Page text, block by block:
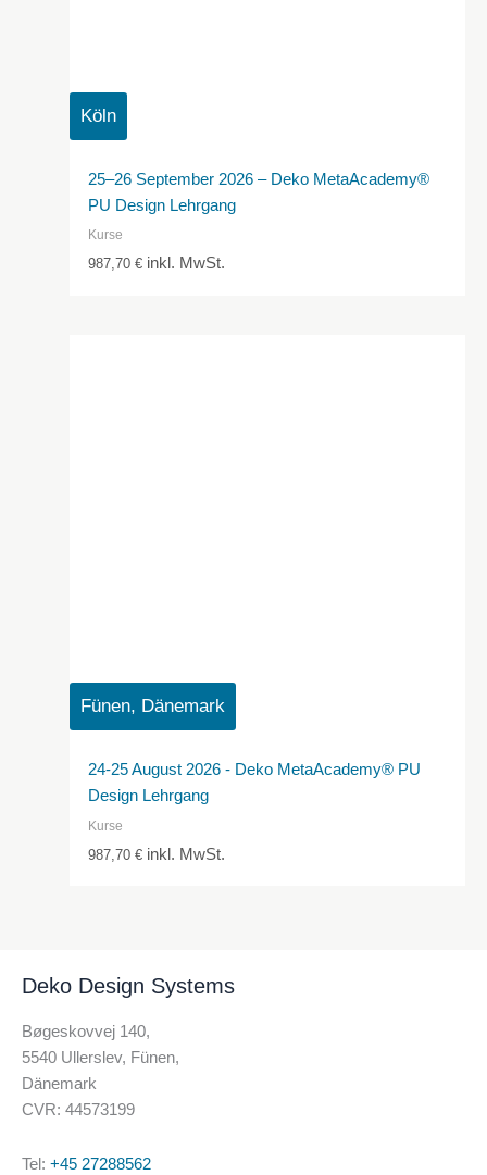
Köln
25–26 September 2026 – Deko MetaAcademy®
PU Design Lehrgang
Kurse
987,70€ inkl. MwSt.
Fünen, Dänemark
24-25 August 2026 - Deko MetaAcademy® PU
Design Lehrgang
Kurse
987,70€ inkl. MwSt.
Deko Design Systems
Bøgeskovvej 140,
5540 Ullerslev, Fünen,
Dänemark
CVR: 44573199
Tel: +45 27288562